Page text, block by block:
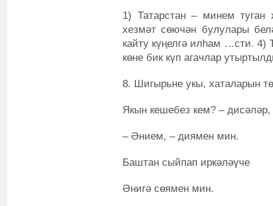
1) Татарстан – минем
хезмәт сөючән булулары
кайту күңелгә илһам …сти. 4)
көне бик күп агачлар
8. Шигырьне укы, хаталарын
Якын кешебез кем? – дисәләр,
– Әнием, – диямен мин.
Баштан сыйпап иркәләүче
Әнигә сөямен мин.